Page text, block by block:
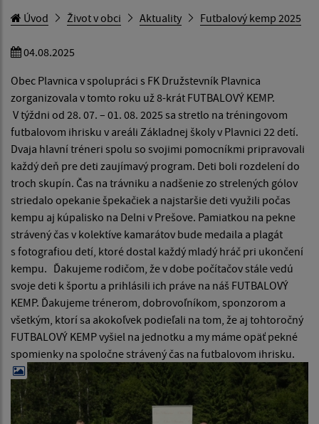
Úvod Život v obci Aktuality Futbalový kemp 2025
04.08.2025
Obec Plavnica v spolupráci s FK Družstevník Plavnica
zorganizovala v tomto roku už 8-krát FUTBALOVÝ KEMP.
V týždni od 28. 07. – 01. 08. 2025 sa stretlo na tréningovom
futbalovom ihrisku v areáli Základnej školy v Plavnici 22 detí.
Dvaja hlavní tréneri spolu so svojimi pomocníkmi pripravovali
každý deň pre deti zaujímavý program. Deti boli rozdelení do
troch skupín. Čas na trávniku a nadšenie zo strelených gólov
striedalo opekanie špekačiek a najstaršie deti využili počas
kempu aj kúpalisko na Delni v Prešove. Pamiatkou na pekne
strávený čas v kolektíve kamarátov bude medaila a plagát
s fotografiou detí, ktoré dostal každý mladý hráč pri ukončení
kempu. Ďakujeme rodičom, že v dobe počítačov stále vedú
svoje deti k športu a prihlásili ich práve na náš FUTBALOVÝ
KEMP. Ďakujeme trénerom, dobrovoľníkom, sponzorom a
všetkým, ktorí sa akokoľvek podieľali na tom, že aj tohtoročný
FUTBALOVÝ KEMP vyšiel na jednotku a my máme opäť pekné
spomienky na spoločne strávený čas na futbalovom ihrisku.